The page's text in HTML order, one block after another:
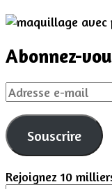
Abonnez-
Adresse
e-
mail
Souscrire
Rejoignez 10